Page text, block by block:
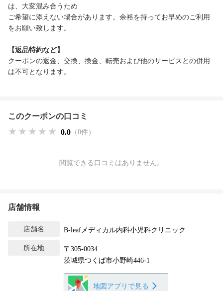
は、大変混み合うため
ご希望に添えない場合があります。余裕を持ってお早めのご利用
をお願い致します。
【返品特約など】
クーポンの返金、交換、換金、転売および他のサービスとの併用
は不可となります。
このクーポンの口コミ
★★★★★
★★★★★
★★★★★ 0.0 （0件）
閲覧できる口コミはありません。
店舗情報
店舗名 B-leafメディカル内科小児科クリニック
所在地
〒305-0034
茨城県つくば市小野崎446-1
地図アプリで見る